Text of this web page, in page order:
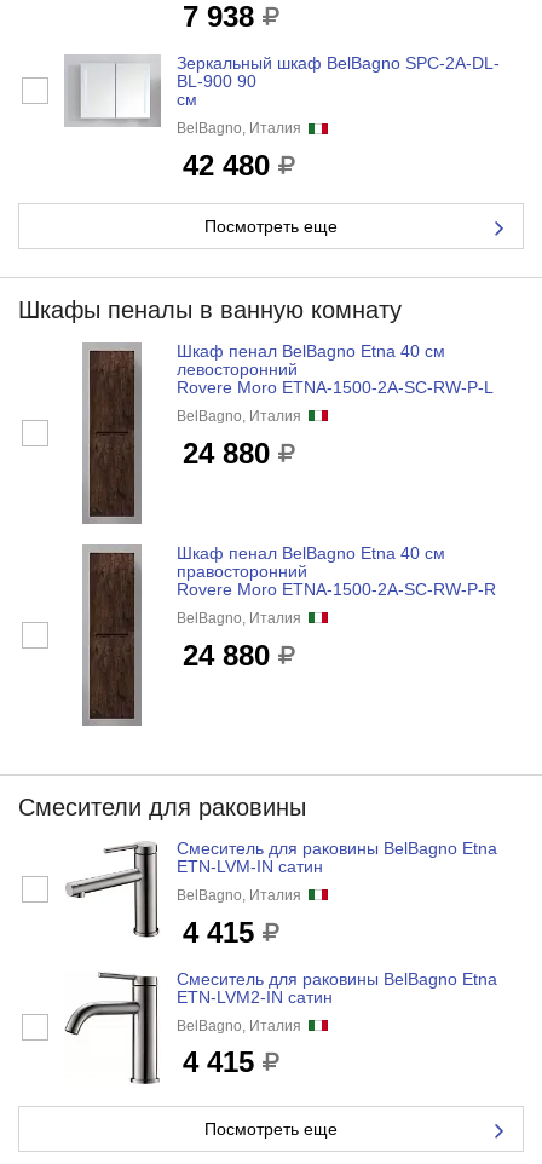
7 938
Зеркальный шкаф BelBagno SPC-2A-DL-
BL-900 90
см
BelBagno, Италия
42 480
Посмотреть еще
Шкафы пеналы в ванную комнату
Шкаф пенал BelBagno Etna 40 см
левосторонний
Rovere Moro ETNA-1500-2A-SC-RW-P-L
BelBagno, Италия
24 880
Шкаф пенал BelBagno Etna 40 см
правосторонний
Rovere Moro ETNA-1500-2A-SC-RW-P-R
BelBagno, Италия
24 880
Смесители для раковины
Смеситель для раковины BelBagno Etna
ETN-LVM-IN сатин
BelBagno, Италия
4 415
Смеситель для раковины BelBagno Etna
ETN-LVM2-IN сатин
BelBagno, Италия
4 415
Посмотреть еще